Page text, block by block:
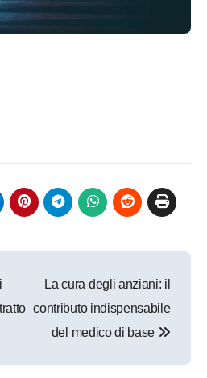
La cura degli anziani: il
contributo indispensabile
del medico di base